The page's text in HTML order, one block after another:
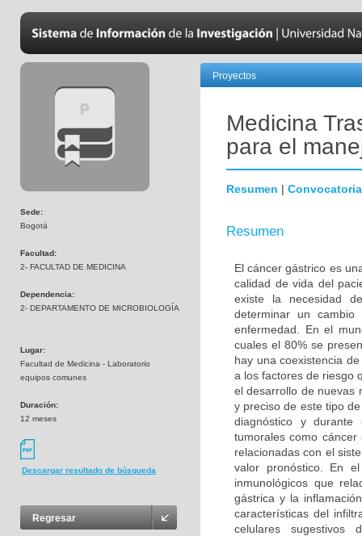
Sede:
Bogotá
Facultad:
2- FACULTAD DE MEDICINA
Dependencia:
2- DEPARTAMENTO DE MICROBIOLOGÍA
Lugar:
Facultad de Medicina - Laboratorio
equipos comunes
Duración:
12 meses
Descargar resultado de búsqueda
Regresar
Proyectos
Medicina
para el
Resumen | Convocatoria
Resumen
El cáncer gástrico es
calidad de vida del
existe la necesidad
determinar un
enfermedad. En el
cuales el 80% se
hay una coexistencia
a los factores de riesgo
el desarrollo de nuevas
y preciso de este tipo
diagnóstico y durante
tumorales como
relacionadas con el
valor pronóstico. En
inmunológicos que
gástrica y la
características del
celulares sugestivos